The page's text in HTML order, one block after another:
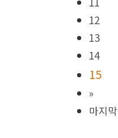
12
13
14
15
»
마지막